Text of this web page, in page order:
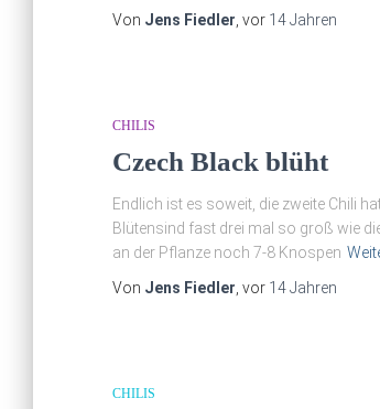
Von Jens Fiedler , vor 14 Jahren
CHILIS
Czech Black blüht
Endlich ist es soweit, die zweite Chili
Blütensind fast drei mal so groß wie
an der Pflanze noch 7-8 Knospen
Von Jens Fiedler , vor 14 Jahren
CHILIS